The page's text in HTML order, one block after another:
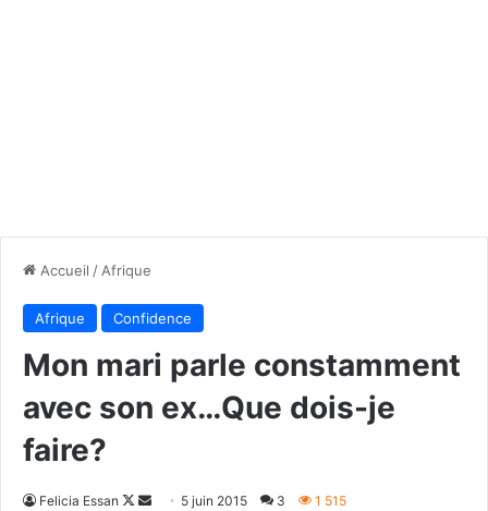
Accueil / Afrique
Afrique Confidence
Mon mari parle constamment
avec son ex…Que dois-je
faire?
Felicia Essan
Follow
Envoyer5 juin 2015 3 1 515